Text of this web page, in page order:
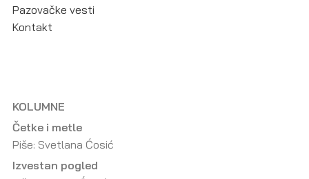
Pazovačke vesti
Kontakt
KOLUMNE
Četke i metle
Piše: Svetlana Ćosić
Izvestan pogled